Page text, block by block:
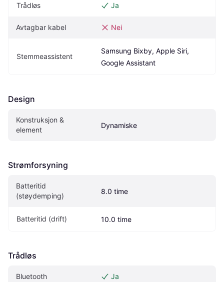
Trådløs Ja
Avtagbar kabel Nei
Stemmeassistent
Samsung Bixby, Apple Siri,
Google Assistant
Design
Konstruksjon &
element
Dynamiske
Strømforsyning
Batteritid
(støydemping)
8.0 time
Batteritid (drift) 10.0 time
Trådløs
Bluetooth Ja